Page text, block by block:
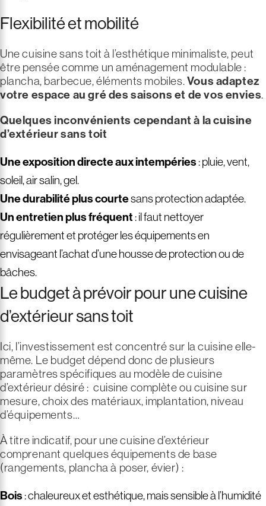
Flexibilité et mobilité
Une cuisine sans toit à l’esthétique minimaliste, peut
être pensée comme un aménagement modulable :
plancha, barbecue, éléments mobiles.Vous adaptez
votre espace au gré des saisons et de vos envies.
Quelques inconvénients cependant à la cuisine
d’extérieur sans toit
Une exposition directe aux intempéries: pluie, vent,
soleil, air salin, gel.
Une durabilité plus courtesans protection adaptée.
Un entretien plus fréquent: il faut nettoyer
régulièrement et protéger les équipements en
envisageant l’achat d’une housse de protection ou de
bâches.
Le budget à prévoir pour une cuisine
d’extérieur sans toit
Ici, l’investissement est concentré sur la cuisine elle-
même. Le budget dépend donc de plusieurs
paramètres spécifiques au modèle de cuisine
d’extérieur désiré : cuisine complète ou cuisine sur
mesure, choix des matériaux, implantation, niveau
d’équipements…
À titre indicatif, pour une cuisine d’extérieur
comprenant quelques équipements de base
(rangements, plancha à poser, évier) :
Bois: chaleureux et esthétique, mais sensible à l’humidité